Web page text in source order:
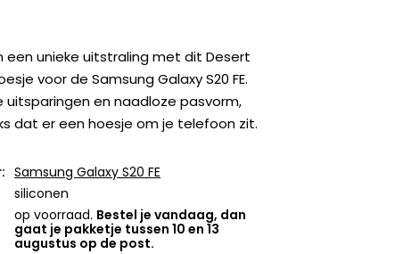
unieke uitstraling met dit Desert
voor de Samsung Galaxy S20 FE.
uitsparingen en naadloze pasvorm,
dat er een hoesje om je telefoon zit.
Samsung Galaxy S20 FE
siliconen
op voorraad. Bestel je vandaag, dan
gaat je pakketje tussen 10 en 13
augustus op de post.